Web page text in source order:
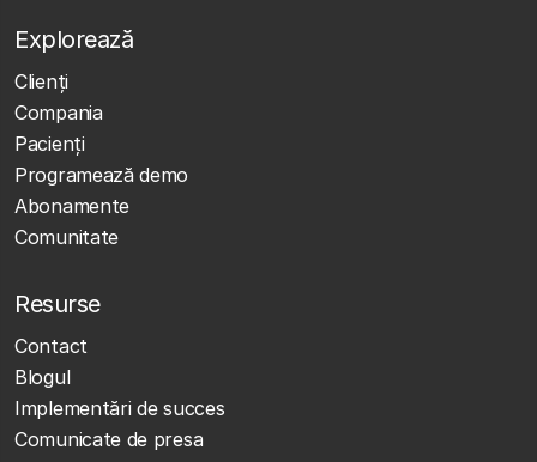
Explorează
Clienţi
Compania
Pacienți
Programează demo
Abonamente
Comunitate
Resurse
Contact
Blogul
Implementări de succes
Comunicate de presa